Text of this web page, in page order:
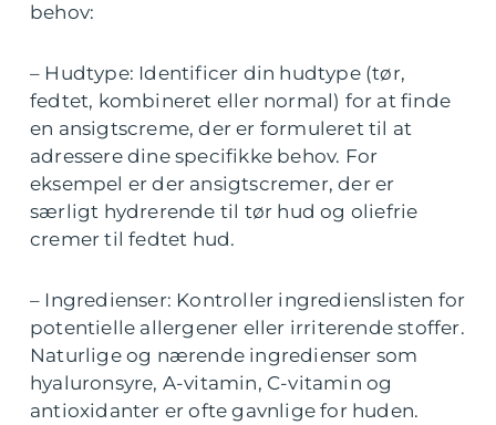
behov:
– Hudtype: Identificer din hudtype (tør,
fedtet, kombineret eller normal) for at finde
en ansigtscreme, der er formuleret til at
adressere dine specifikke behov. For
eksempel er der ansigtscremer, der er
særligt hydrerende til tør hud og oliefrie
cremer til fedtet hud.
– Ingredienser: Kontroller ingredienslisten for
potentielle allergener eller irriterende stoffer.
Naturlige og nærende ingredienser som
hyaluronsyre, A-vitamin, C-vitamin og
antioxidanter er ofte gavnlige for huden.